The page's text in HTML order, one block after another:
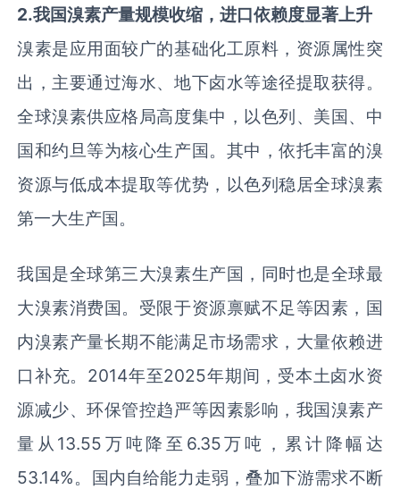
2.我国溴素产量规模收缩，进口依赖度显著上升
溴素是应用面较广的基础化工原料，资源属性突
出，主要通过海水、地下卤水等途径提取获得。
全球溴素供应格局高度集中，以色列、美国、中
国和约旦等为核心生产国。其中，依托丰富的溴
资源与低成本提取等优势，以色列稳居全球溴素
第一大生产国。
我国是全球第三大溴素生产国，同时也是全球最
大溴素消费国。受限于资源禀赋不足等因素，国
内溴素产量长期不能满足市场需求，大量依赖进
口补充。2014年至2025年期间，受本土卤水资
源减少、环保管控趋严等因素影响，我国溴素产
量从13.55万吨降至6.35万吨，累计降幅达
53.14%。国内自给能力走弱，叠加下游需求不断